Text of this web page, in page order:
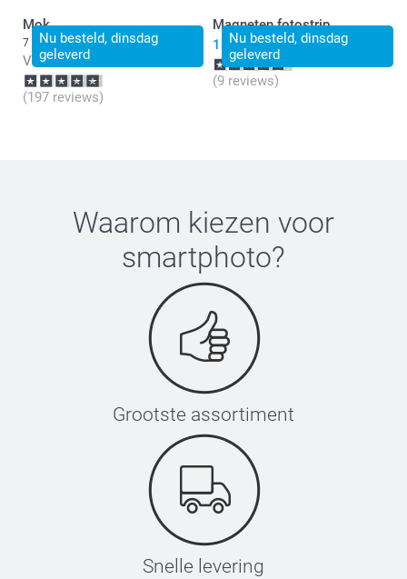
Nu besteld, dinsdag
geleverd
Mok
7 varianten
Vanaf 11,99
(197 reviews)
Nu besteld, dinsdag
geleverd
Magneten fotostrip
13,99
(9 reviews)
Waarom kiezen voor
smartphoto?
Grootste assortiment
Snelle levering